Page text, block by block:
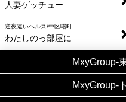
人妻ゲッチュー
逆夜這いヘルス/中区曙町
わたしのっ部屋に
MxyGroup-
MxyGroup-